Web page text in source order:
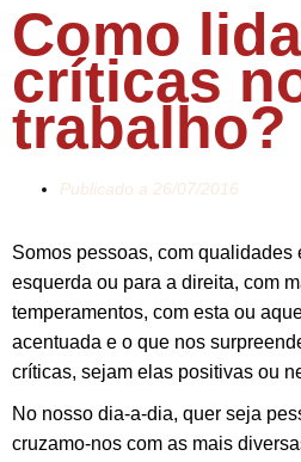
Como
críticas
trabalho?
Publicado a 26/07/2016
Somos pessoas, com qualidades
esquerda ou para a direita, com
temperamentos, com esta ou
acentuada e o que nos
críticas, sejam elas positivas ou
No nosso dia-a-dia, quer seja
cruzamo-nos com as mais